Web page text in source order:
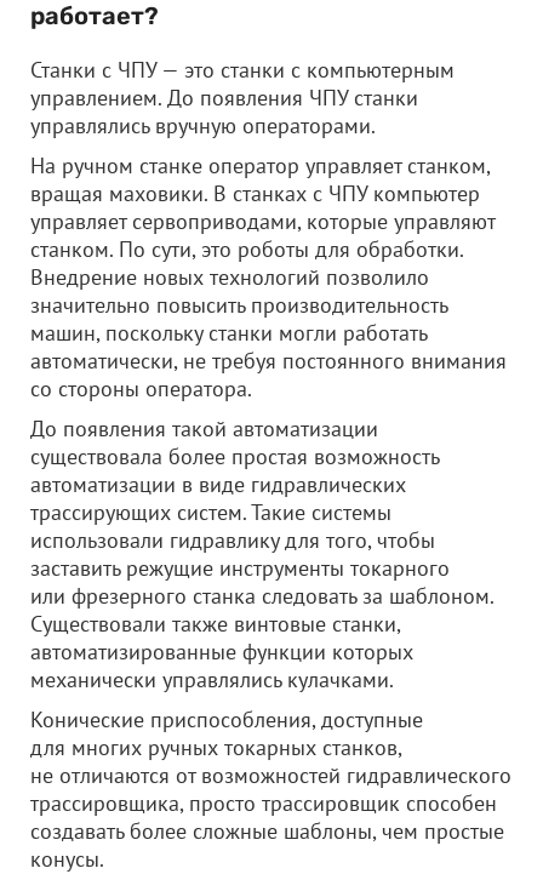
работает?
Станки с ЧПУ — это станки с компьютерным
управлением. До появления ЧПУ станки
управлялись вручную операторами.
На ручном станке оператор управляет станком,
вращая маховики. В станках с ЧПУ компьютер
управляет сервоприводами, которые управляют
станком. По сути, это роботы для обработки.
Внедрение новых технологий позволило
значительно повысить производительность
машин, поскольку станки могли работать
автоматически, не требуя постоянного внимания
со стороны оператора.
До появления такой автоматизации
существовала более простая возможность
автоматизации в виде гидравлических
трассирующих систем. Такие системы
использовали гидравлику для того, чтобы
заставить режущие инструменты токарного
или фрезерного станка следовать за шаблоном.
Существовали также винтовые станки,
автоматизированные функции которых
механически управлялись кулачками.
Конические приспособления, доступные
для многих ручных токарных станков,
не отличаются от возможностей гидравлического
трассировщика, просто трассировщик способен
создавать более сложные шаблоны, чем простые
конусы.